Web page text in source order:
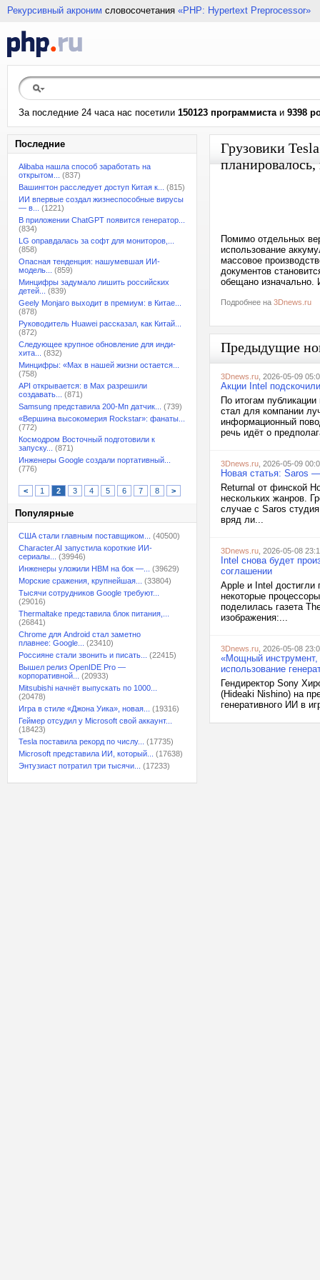
Рекурсивный акроним словосочетания «PHP: Hypertext Preprocessor»
За последние 24 часа нас посетили 150123 программистаи 9398
Последние
Alibaba нашла способ заработать на
открытом...
(837)
Вашингтон расследует доступ Китая к...
(815)
ИИ впервые создал жизнеспособные вирусы
— в...
(1221)
В приложении ChatGPT появится генератор...
(834)
LG оправдалась за софт для мониторов,...
(858)
Опасная тенденция: нашумевшая ИИ-
модель...
(859)
Минцифры задумало лишить российских
детей...
(839)
Geely Monjaro выходит в премиум: в Китае...
(878)
Руководитель Huawei рассказал, как Китай...
(872)
Следующее крупное обновление для инди-
хита...
(832)
Минцифры: «Max в нашей жизни остается...
(758)
API открывается: в Max разрешили
создавать...
(871)
Samsung представила 200-Мп датчик...
(739)
«Вершина высокомерия Rockstar»: фанаты...
(772)
Космодром Восточный подготовили к
запуску...
(871)
Инженеры Google создали портативный...
(776)
< 1 2 3 4 5 6 7 8 >
Популярные
США стали главным поставщиком...
(40500)
Character.AI запустила короткие ИИ-
сериалы...
(39946)
Инженеры уложили HBM на бок —...
(39629)
Морские сражения, крупнейшая...
(33804)
Тысячи сотрудников Google требуют...
(29016)
Thermaltake представила блок питания,...
(26841)
Chrome для Android стал заметно
плавнее: Google...
(23410)
Россияне стали звонить и писать...
(22415)
Вышел релиз OpenIDE Pro —
корпоративной...
(20933)
Mitsubishi начнёт выпускать по 1000...
(20478)
Игра в стиле «Джона Уика», новая...
(19316)
Геймер отсудил у Microsoft свой аккаунт...
(18423)
Tesla поставила рекорд по числу...
(17735)
Microsoft представила ИИ, который...
(17638)
Энтузиаст потратил три тысячи...
(17233)
Грузовики
планировалось,
Помимо отдельных
использование
массовое
документов
обещано изначально.
Подробнее на 3Dnews.ru
Предыдущие
3Dnews.ru , 2026-05-09
Акции Intel
По итогам
стал для компании
информационный
речь идёт о
3Dnews.ru , 2026-05-09
Новая статья: Saros
Returnal от финской
нескольких жанров.
случае с Saros
вряд ли...
3Dnews.ru , 2026-05-08
Intel снова будет
соглашении
Apple и Intel достигли
некоторые
поделилась газета
изображения:...
3Dnews.ru , 2026-05-08
«Мощный инструмент,
использование
Гендиректор Sony
(Hideaki Nishino) на
генеративного ИИ в